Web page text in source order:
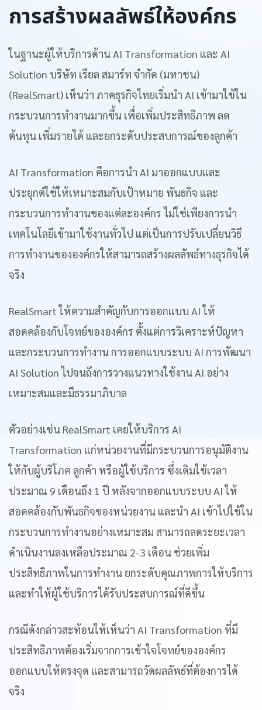
การสร้างผลลัพธ์ให้องค์กร
ในฐานะผู้ให้บริการด้าน AI Transformation และ AI
Solution บริษัท เรียล สมาร์ท จำกัด (มหาชน)
(RealSmart) เห็นว่า ภาคธุรกิจไทยเริ่มนำ AI เข้ามาใช้ใน
กระบวนการทำงานมากขึ้น เพื่อเพิ่มประสิทธิภาพ ลด
ต้นทุน เพิ่มรายได้ และยกระดับประสบการณ์ของลูกค้า
AI Transformation คือการนำ AI มาออกแบบและ
ประยุกต์ใช้ให้เหมาะสมกับเป้าหมาย พันธกิจ และ
กระบวนการทำงานของแต่ละองค์กร ไม่ใช่เพียงการนำ
เทคโนโลยีเข้ามาใช้งานทั่วไป แต่เป็นการปรับเปลี่ยนวิธี
การทำงานขององค์กรให้สามารถสร้างผลลัพธ์ทางธุรกิจได้
จริง
RealSmart ให้ความสำคัญกับการออกแบบ AI ให้
สอดคล้องกับโจทย์ขององค์กร ตั้งแต่การวิเคราะห์ปัญหา
และกระบวนการทำงาน การออกแบบระบบ AI การพัฒนา
AI Solution ไปจนถึงการวางแนวทางใช้งาน AI อย่าง
เหมาะสมและมีธรรมาภิบาล
ตัวอย่างเช่น RealSmart เคยให้บริการ AI
Transformation แก่หน่วยงานที่มีกระบวนการอนุมัติงาน
ให้กับผู้บริโภค ลูกค้า หรือผู้ใช้บริการ ซึ่งเดิมใช้เวลา
ประมาณ 9 เดือนถึง 1 ปี หลังจากออกแบบระบบ AI ให้
สอดคล้องกับพันธกิจของหน่วยงาน และนำ AI เข้าไปใช้ใน
กระบวนการทำงานอย่างเหมาะสม สามารถลดระยะเวลา
ดำเนินงานลงเหลือประมาณ 2-3 เดือน ช่วยเพิ่ม
ประสิทธิภาพในการทำงาน ยกระดับคุณภาพการให้บริการ
และทำให้ผู้ใช้บริการได้รับประสบการณ์ที่ดีขึ้น
กรณีดังกล่าวสะท้อนให้เห็นว่า AI Transformation ที่มี
ประสิทธิภาพต้องเริ่มจากการเข้าใจโจทย์ขององค์กร
ออกแบบให้ตรงจุด และสามารถวัดผลลัพธ์ที่ต้องการได้
จริง